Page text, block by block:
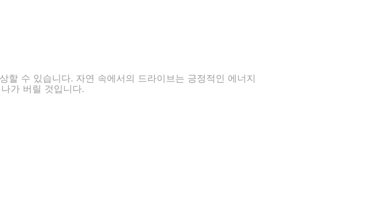
할 수 있습니다. 자연 속에서의 드라이브는 긍정적인 에너지
가 버릴 것입니다.